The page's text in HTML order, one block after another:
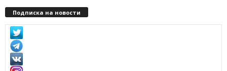
Подписка на новости